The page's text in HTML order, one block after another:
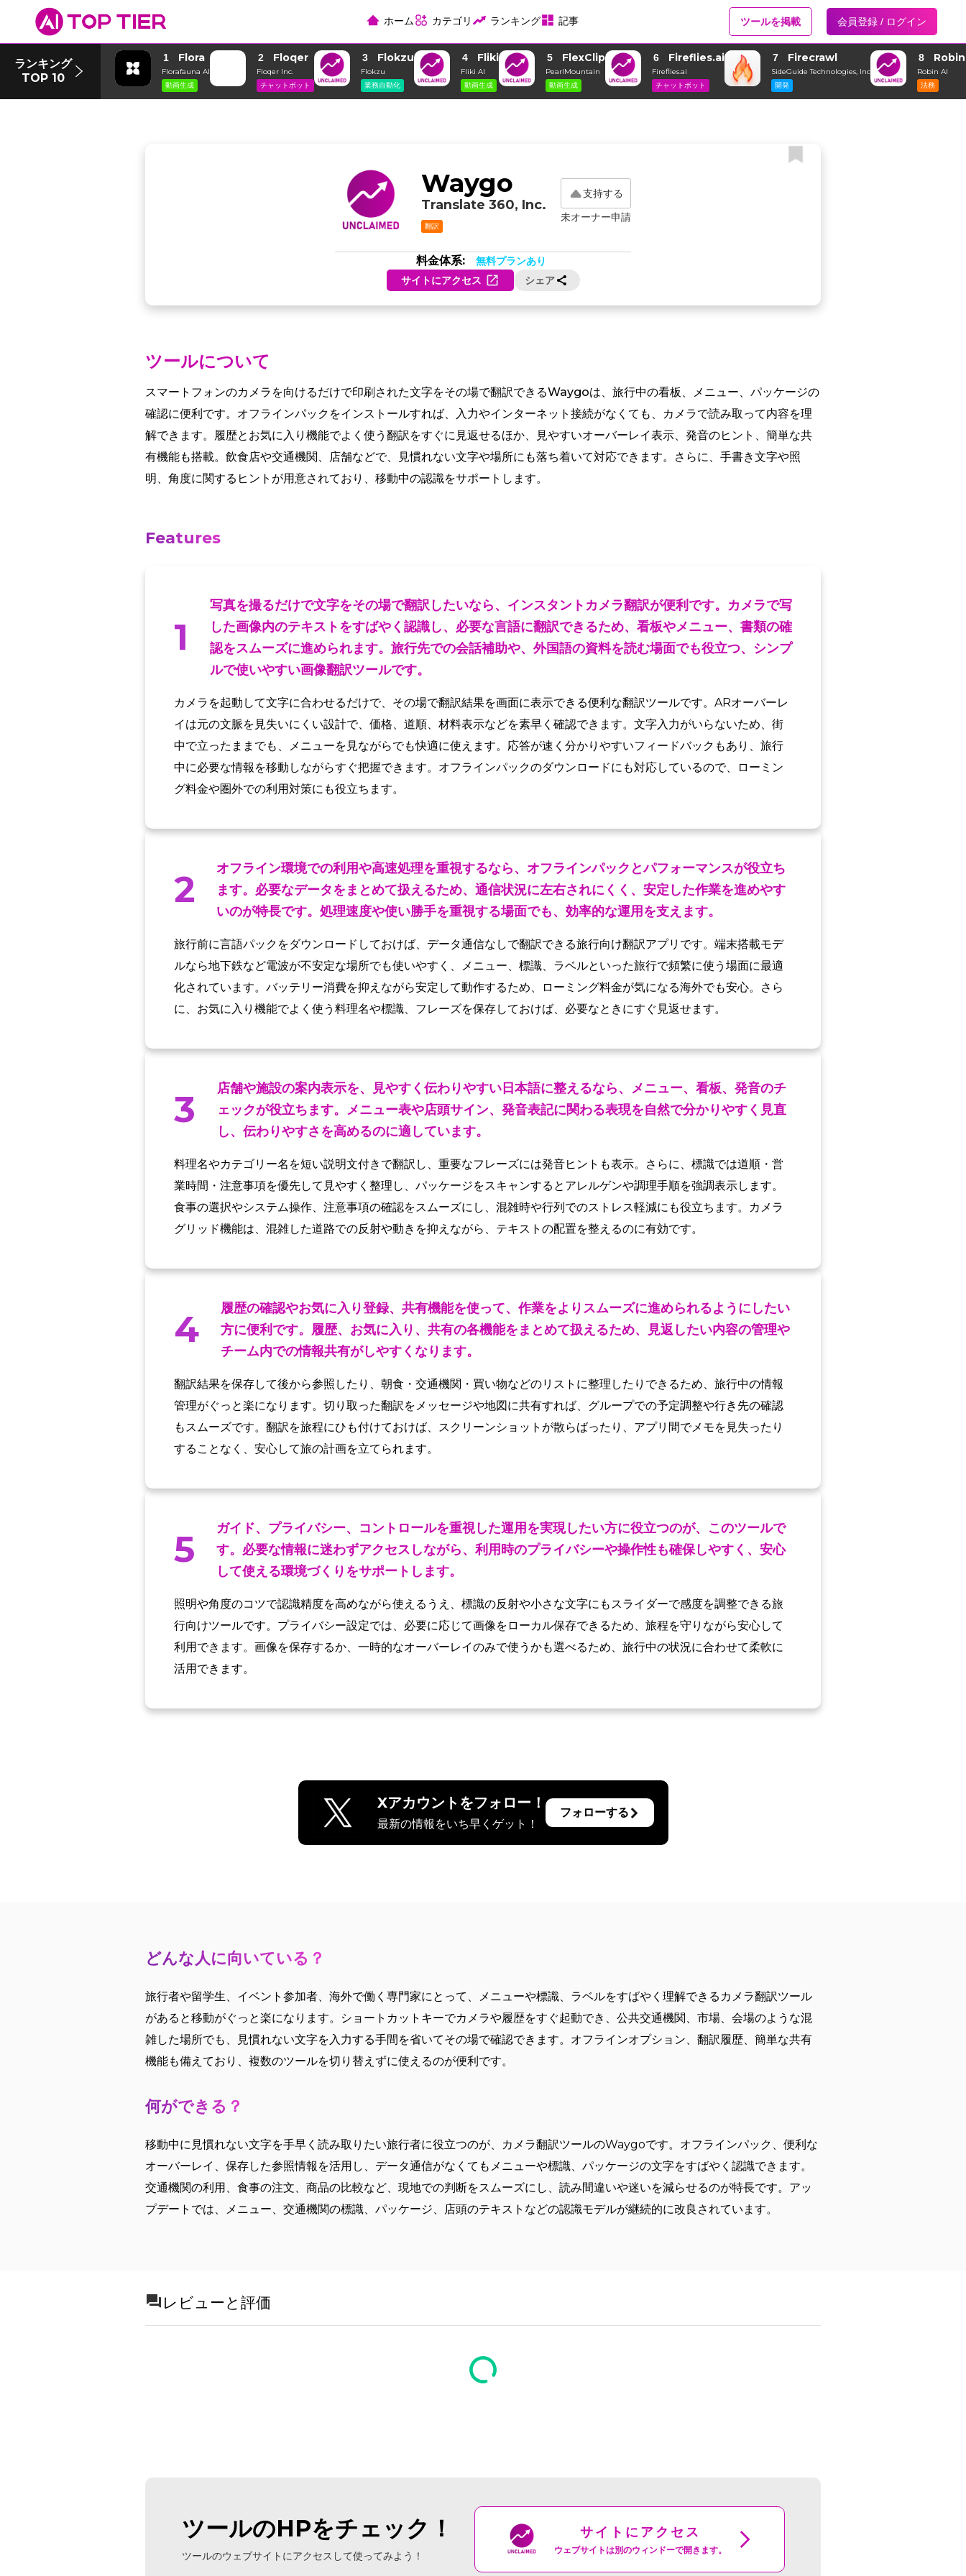
ホーム カテゴリ ランキング 記事 ツールを掲載 会員登録 / ログイン
ランキング
TOP 10
1 Flora
Florafauna AI
動画生成
2 Floqer
Floqer Inc.
チャットボット
3 Flokzu
Flokzu
業務自動化
4 Fliki
Fliki AI
動画生成
5 FlexClip
PearlMountain
動画生成
6 Fireflies.ai
Fireflies.ai
チャットボット
7 Firecrawl
SideGuide Technologies, Inc
開発
8
Robin AI
法務
Waygo
Translate 360, Inc.
翻訳
支持する
未オーナー申請
料金体系: 無料プランあり
サイトにアクセス シェア
ツールについて
スマートフォンのカメラを向けるだけで印刷された文字をその場で翻訳できるWaygoは、旅行中の看板、メニュー、パッケージの
確認に便利です。オフラインパックをインストールすれば、入力やインターネット接続がなくても、カメラで読み取って内容を理
解できます。履歴とお気に入り機能でよく使う翻訳をすぐに見返せるほか、見やすいオーバーレイ表示、発音のヒント、簡単な共
有機能も搭載。飲食店や交通機関、店舗などで、見慣れない文字や場所にも落ち着いて対応できます。さらに、手書き文字や照
明、角度に関するヒントが用意されており、移動中の認識をサポートします。
Features
1
写真を撮るだけで文字をその場で翻訳したいなら、インスタントカメラ翻訳が便利です。カメラで写
した画像内のテキストをすばやく認識し、必要な言語に翻訳できるため、看板やメニュー、書類の確
認をスムーズに進められます。旅行先での会話補助や、外国語の資料を読む場面でも役立つ、シンプ
ルで使いやすい画像翻訳ツールです。
カメラを起動して文字に合わせるだけで、その場で翻訳結果を画面に表示できる便利な翻訳ツールです。ARオーバーレ
イは元の文脈を見失いにくい設計で、価格、道順、材料表示などを素早く確認できます。文字入力がいらないため、街
中で立ったままでも、メニューを見ながらでも快適に使えます。応答が速く分かりやすいフィードバックもあり、旅行
中に必要な情報を移動しながらすぐ把握できます。オフラインパックのダウンロードにも対応しているので、ローミン
グ料金や圏外での利用対策にも役立ちます。
2
オフライン環境での利用や高速処理を重視するなら、オフラインパックとパフォーマンスが役立ち
ます。必要なデータをまとめて扱えるため、通信状況に左右されにくく、安定した作業を進めやす
いのが特長です。処理速度や使い勝手を重視する場面でも、効率的な運用を支えます。
旅行前に言語パックをダウンロードしておけば、データ通信なしで翻訳できる旅行向け翻訳アプリです。端末搭載モデ
ルなら地下鉄など電波が不安定な場所でも使いやすく、メニュー、標識、ラベルといった旅行で頻繁に使う場面に最適
化されています。バッテリー消費を抑えながら安定して動作するため、ローミング料金が気になる海外でも安心。さら
に、お気に入り機能でよく使う料理名や標識、フレーズを保存しておけば、必要なときにすぐ見返せます。
3
店舗や施設の案内表示を、見やすく伝わりやすい日本語に整えるなら、メニュー、看板、発音のチ
ェックが役立ちます。メニュー表や店頭サイン、発音表記に関わる表現を自然で分かりやすく見直
し、伝わりやすさを高めるのに適しています。
料理名やカテゴリー名を短い説明文付きで翻訳し、重要なフレーズには発音ヒントも表示。さらに、標識では道順・営
業時間・注意事項を優先して見やすく整理し、パッケージをスキャンするとアレルゲンや調理手順を強調表示します。
食事の選択やシステム操作、注意事項の確認をスムーズにし、混雑時や行列でのストレス軽減にも役立ちます。カメラ
グリッド機能は、混雑した道路での反射や動きを抑えながら、テキストの配置を整えるのに有効です。
4
履歴の確認やお気に入り登録、共有機能を使って、作業をよりスムーズに進められるようにしたい
方に便利です。履歴、お気に入り、共有の各機能をまとめて扱えるため、見返したい内容の管理や
チーム内での情報共有がしやすくなります。
翻訳結果を保存して後から参照したり、朝食・交通機関・買い物などのリストに整理したりできるため、旅行中の情報
管理がぐっと楽になります。切り取った翻訳をメッセージや地図に共有すれば、グループでの予定調整や行き先の確認
もスムーズです。翻訳を旅程にひも付けておけば、スクリーンショットが散らばったり、アプリ間でメモを見失ったり
することなく、安心して旅の計画を立てられます。
5
ガイド、プライバシー、コントロールを重視した運用を実現したい方に役立つのが、このツールで
す。必要な情報に迷わずアクセスしながら、利用時のプライバシーや操作性も確保しやすく、安心
して使える環境づくりをサポートします。
照明や角度のコツで認識精度を高めながら使えるうえ、標識の反射や小さな文字にもスライダーで感度を調整できる旅
行向けツールです。プライバシー設定では、必要に応じて画像をローカル保存できるため、旅程を守りながら安心して
利用できます。画像を保存するか、一時的なオーバーレイのみで使うかも選べるため、旅行中の状況に合わせて柔軟に
活用できます。
Xアカウントをフォロー！
最新の情報をいち早くゲット！
フォローする
どんな人に向いている？
旅行者や留学生、イベント参加者、海外で働く専門家にとって、メニューや標識、ラベルをすばやく理解できるカメラ翻訳ツール
があると移動がぐっと楽になります。ショートカットキーでカメラや履歴をすぐ起動でき、公共交通機関、市場、会場のような混
雑した場所でも、見慣れない文字を入力する手間を省いてその場で確認できます。オフラインオプション、翻訳履歴、簡単な共有
機能も備えており、複数のツールを切り替えずに使えるのが便利です。
何ができる？
移動中に見慣れない文字を手早く読み取りたい旅行者に役立つのが、カメラ翻訳ツールのWaygoです。オフラインパック、便利な
オーバーレイ、保存した参照情報を活用し、データ通信がなくてもメニューや標識、パッケージの文字をすばやく認識できます。
交通機関の利用、食事の注文、商品の比較など、現地での判断をスムーズにし、読み間違いや迷いを減らせるのが特長です。アッ
プデートでは、メニュー、交通機関の標識、パッケージ、店頭のテキストなどの認識モデルが継続的に改良されています。
レビューと評価
ツールのHPをチェック！
ツールのウェブサイトにアクセスして使ってみよう！
サイトにアクセス
ウェブサイトは別のウィンドーで開きます。